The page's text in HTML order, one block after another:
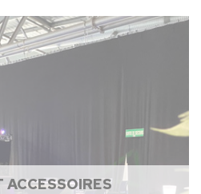
ACCESSOIRES